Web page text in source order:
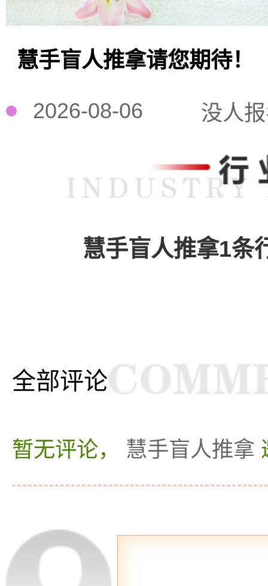
慧手盲人推拿请您期待！
2026-08-06 没人
慧手盲人推拿1条
全部评论
暂无评论， 慧手盲人推拿